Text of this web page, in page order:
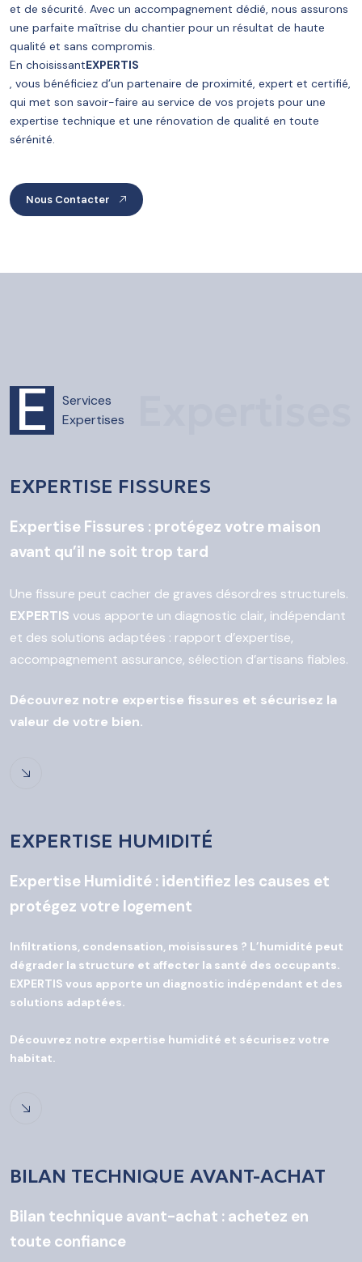
et de sécurité. Avec un accompagnement dédié, nous assurons
une parfaite maîtrise du chantier pour un résultat de haute
qualité et sans compromis.
En choisissantEXPERTIS
, vous bénéficiez d’un partenaire de proximité, expert et certifié,
qui met son savoir-faire au service de vos projets pour une
expertise technique et une rénovation de qualité en toute
sérénité.
Nous Contacter
E
Services
Expertises
EXPERTISE FISSURES
Expertise Fissures : protégez votre maison
avant qu’il ne soit trop tard
Une fissure peut cacher de graves désordres structurels.
EXPERTIS vous apporte un diagnostic clair, indépendant
et des solutions adaptées : rapport d’expertise,
accompagnement assurance, sélection d’artisans fiables.
Découvrez notre expertise fissures et sécurisez la
valeur de votre bien.
EXPERTISE HUMIDITÉ
Expertise Humidité : identifiez les causes et
protégez votre logement
Infiltrations, condensation, moisissures ? L’humidité peut
dégrader la structure et affecter la santé des occupants.
EXPERTIS vous apporte un diagnostic indépendant et des
solutions adaptées.
Découvrez notre expertise humidité et sécurisez votre
habitat.
BILAN TECHNIQUE AVANT-ACHAT
Bilan technique avant-achat : achetez en
toute confiance